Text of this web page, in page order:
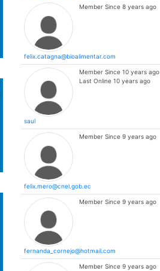
felix.catagna@bioalimentar.com
Member Since 8 years ago
saul
Member Since 10 years ago
Last Online 10 years ago
felix.mero@cnel.gob.ec
Member Since 9 years ago
fernanda_cornejo@hotmail.com
Member Since 9 years ago
Member Since 9 years ago